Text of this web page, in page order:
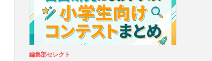
編集部セレクト